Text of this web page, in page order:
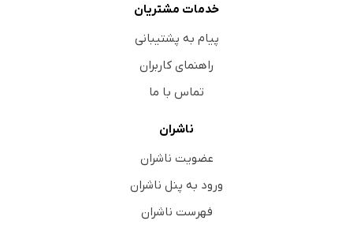
خدمات مشتریان
پیام به پشتیبانی
راهنمای کاربران
تماس با ما
ناشران
عضویت ناشران
ورود به پنل ناشران
فهرست ناشران